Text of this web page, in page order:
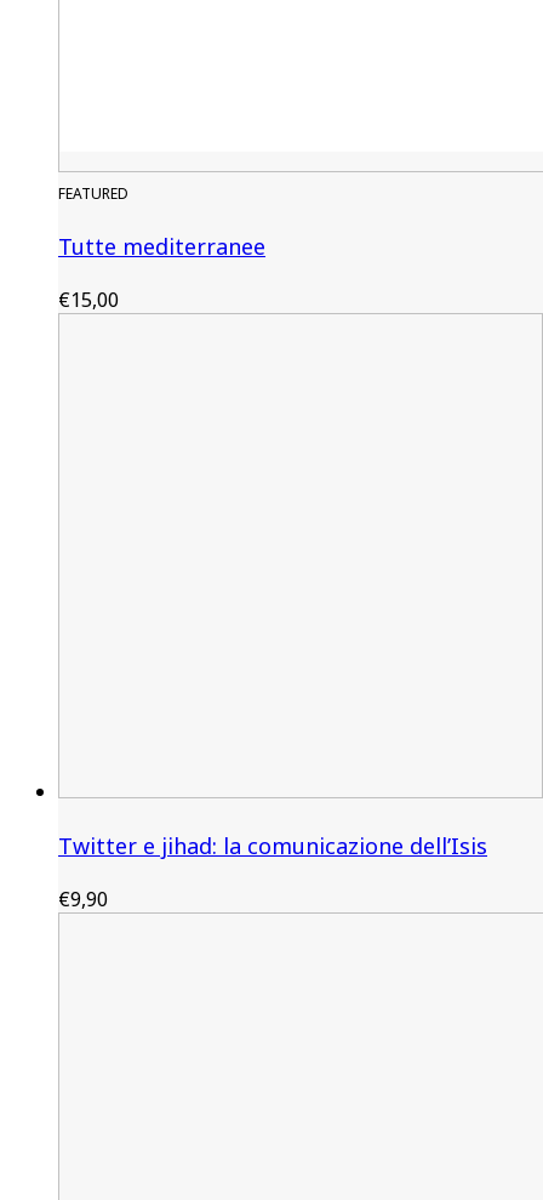
FEATURED
Tutte mediterranee
€15,00
Twitter e jihad: la comunicazione dell’Isis
€9,90